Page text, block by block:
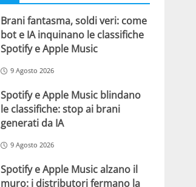
Brani fantasma, soldi veri: come
bot e IA inquinano le classifiche
Spotify e Apple Music
9 Agosto 2026
Spotify e Apple Music blindano
le classifiche: stop ai brani
generati da IA
9 Agosto 2026
Spotify e Apple Music alzano il
muro: i distributori fermano la